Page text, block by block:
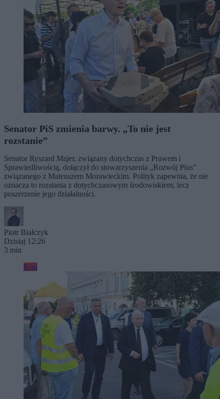
Senator PiS zmienia barwy. „To nie jest
rozstanie”
Senator Ryszard Majer, związany dotychczas z Prawem i
Sprawiedliwością, dołączył do stowarzyszenia „Rozwój Plus”
związanego z Mateuszem Morawieckim. Polityk zapewnia, że nie
oznacza to rozstania z dotychczasowym środowiskiem, lecz
poszerzenie jego działalności.
Piotr Białczyk
Dzisiaj 12:26
3 min
Kraj